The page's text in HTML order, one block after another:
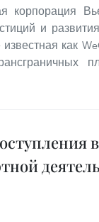
корпорация
и
как